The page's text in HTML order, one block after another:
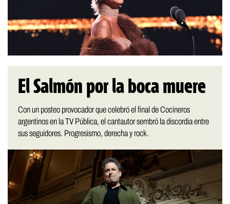
El Salmón por la boca muere
Con un posteo provocador que celebró el final de Cocineros
argentinos en la TV Pública, el cantautor sembró la discordia entre
sus seguidores. Progresismo, derecha y rock.